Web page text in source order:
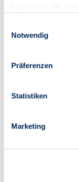
Notwendig
Präferenzen
Statistiken
Marketing